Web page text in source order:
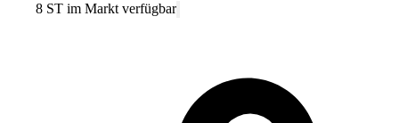
8 ST im Markt verfügbar